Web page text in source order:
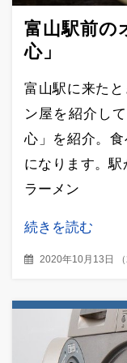
富山駅前の
心」
富山駅に来た
ン屋を紹介し
心」を紹介。
になります。
ラーメン
続きを読む
2020年10月13日 （